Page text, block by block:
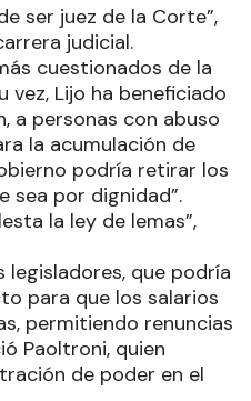
ser juez de la Corte”,
judicial.
cuestionados de la
vez, Lijo ha beneficiado
a personas con abuso
la acumulación de
podría retirar los
sea por dignidad”.
la ley de lemas”,
que podría
para que los salarios
permitiendo renuncias
Paoltroni, quien
de poder en el